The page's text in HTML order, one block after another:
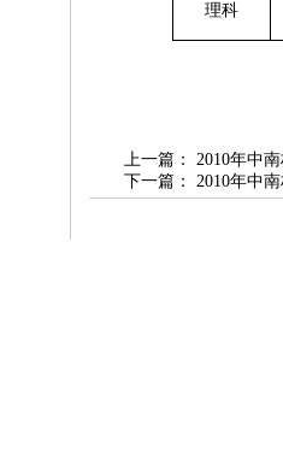
理科
上一篇： 2010年中
下一篇： 2010年中